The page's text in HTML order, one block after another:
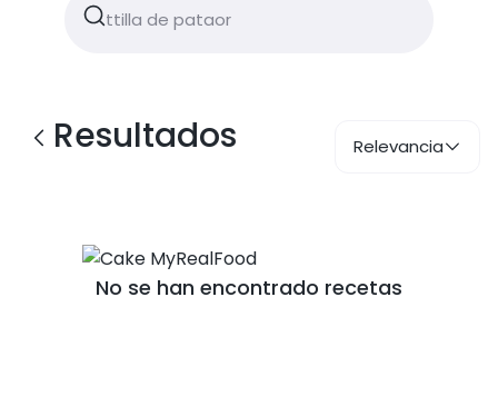
Resultados Relevancia
No se han encontrado recetas